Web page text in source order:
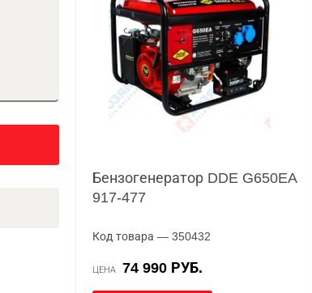
Бензогенератор DDE G650EA
917-477
Код товара — 350432
ЦЕНА 74 990 РУБ.